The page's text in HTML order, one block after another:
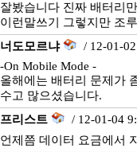
잘봤습니다 진짜 배터리
이런말쓰기 그렇지만 조
너도모르냐
/ 12-01-
-On Mobile Mode -
올해에는 배터리 문제가
수고 많으셨습니다.
프리스트
/ 12-01-04
언제쯤 데이터 요금에서